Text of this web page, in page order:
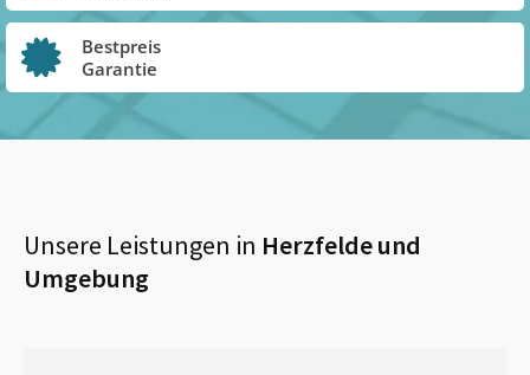
Bestpreis
Garantie
Unsere Leistungen in Herzfeldeund
Umgebung